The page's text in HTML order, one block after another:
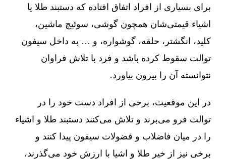
برای بسیاری از افراد اتفاق افتاده که دستبند طلا یا
اشیاء قیمتی‌شان همچون گوشی، سوئیچ ماشین،
کلید، انگشتر، حلقه، گوشواره، و … به داخل سیفون
توالت سقوط کرده باشد و فرد با تلاش فراوان
نتوانسته آن را بیرون بیاورد.
در این موقعیت، برخی از افراد دست خود را در
توالت فرو می‌برند و تلاش می‌کنند دستبند طلا و اشیاء
را در میان فاضلاب و فضولات سیفون پیدا کنند و
برخی نیز از خیر طلا و اشیا با ارزش خود می‌گذرند،